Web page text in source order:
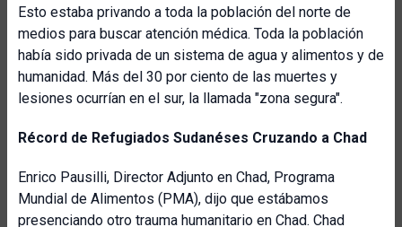
Esto estaba privando a toda la población del norte de
medios para buscar atención médica. Toda la población
había sido privada de un sistema de agua y alimentos y de
humanidad. Más del 30 por ciento de las muertes y
lesiones ocurrían en el sur, la llamada "zona segura".
Récord de Refugiados Sudanéses Cruzando a Chad
Enrico Pausilli, Director Adjunto en Chad, Programa
Mundial de Alimentos (PMA), dijo que estábamos
presenciando otro trauma humanitario en Chad. Chad